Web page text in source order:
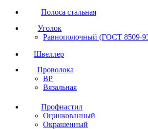
Полоса стальная
Уголок
Равнополочный (ГОСТ 8509-
Швеллер
Проволока
ВР
Вязальная
Профнастил
Оцинкованный
Окрашенный